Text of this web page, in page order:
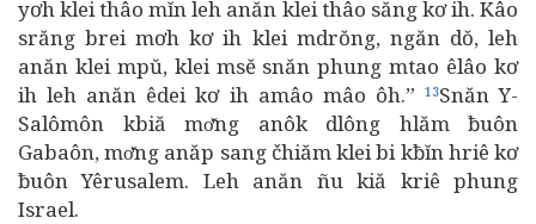
yơh klei thâo mĭn leh anăn klei thâo săng kơ ih. Kâo
srăng brei mơh kơ ih klei mdrŏng, ngăn dŏ, leh
anăn klei mpŭ, klei msĕ snăn phung mtao êlâo kơ
ih leh anăn êdei kơ ih amâo mâo ôh.”
13Snăn Y-
Salômôn kbiă mơ̆ng anôk dlông hlăm ƀuôn
Gabaôn, mơ̆ng anăp sang čhiăm klei bi kƀĭn hriê kơ
ƀuôn Yêrusalem. Leh anăn ñu kiă kriê phung
Israel.